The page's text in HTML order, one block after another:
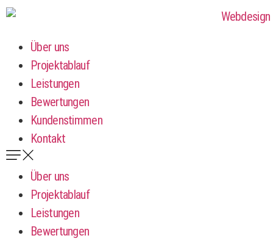
Über uns
Projektablauf
Leistungen
Bewertungen
Kundenstimmen
Kontakt
Über uns
Projektablauf
Leistungen
Bewertungen